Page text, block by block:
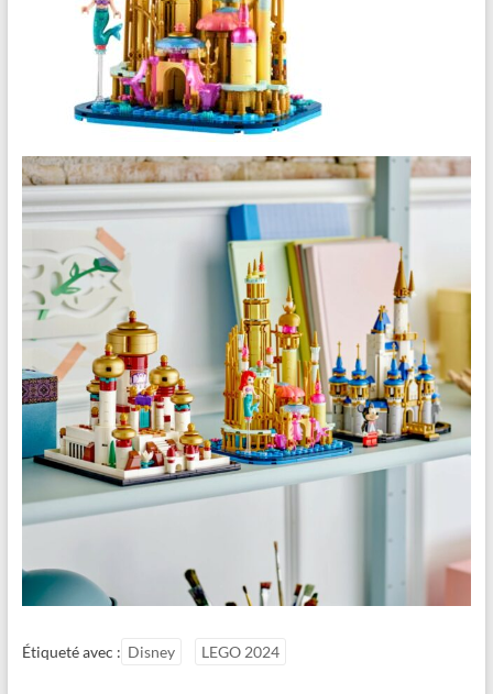
Étiqueté avec : Disney LEGO 2024